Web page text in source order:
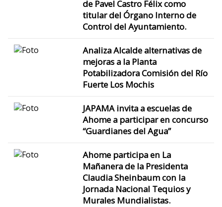
de Pavel Castro Félix como
titular del Órgano Interno de
Control del Ayuntamiento.
Analiza Alcalde alternativas de
mejoras a la Planta
Potabilizadora Comisión del Río
Fuerte Los Mochis
JAPAMA invita a escuelas de
Ahome a participar en concurso
“Guardianes del Agua”
Ahome participa en La
Mañanera de la Presidenta
Claudia Sheinbaum con la
Jornada Nacional Tequios y
Murales Mundialistas.